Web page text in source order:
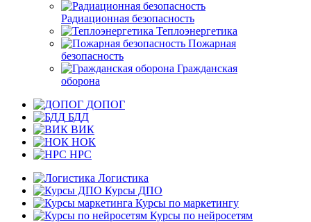
Радиационная безопасность
Теплоэнергетика
Пожарная
безопасность
Гражданская
оборона
ДОПОГ
БДД
ВИК
НОК
НРС
Логистика
Курсы ДПО
Курсы по маркетингу
Курсы по нейросетям